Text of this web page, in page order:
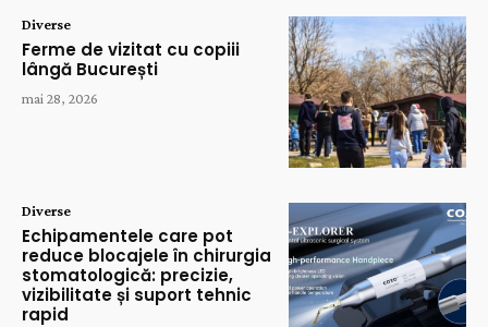
Diverse
Ferme de vizitat cu copiii
lângă București
mai 28, 2026
Diverse
Echipamentele care pot
reduce blocajele în chirurgia
stomatologică: precizie,
vizibilitate și suport tehnic
rapid